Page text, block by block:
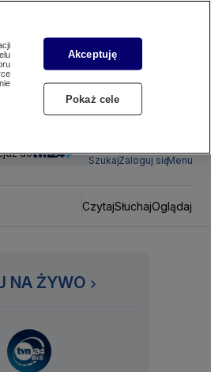
do
SzukajZaloguj sięMenu
CzytajSłuchajOglądaj
NA ŻYWO
Akceptuję
Pokaż cele